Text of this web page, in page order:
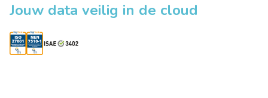
Jouw data veilig in de cloud